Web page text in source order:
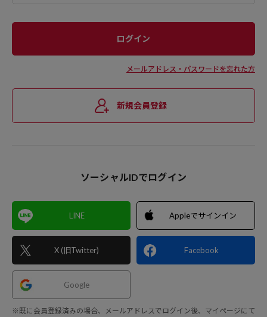
メールアドレス・パスワードを忘れた方
新規会員登録
ソーシャルIDでログイン
LINE
X (旧Twitter)
Appleでサインイン
Facebook
Google
※既に会員登録済みの場合、メールアドレスでログイン後、マイページにて